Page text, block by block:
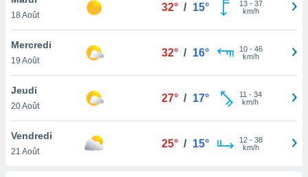
que
la
et que
ne
18 Août
32° / 15° 13- 37
km/h
Mercredi
19 Août
32° / 16° 10- 46
km/h
Jeudi
20 Août
27° / 17° 11 - 34
km/h
Vendredi
21 Août
25° / 15° 12- 38
km/h